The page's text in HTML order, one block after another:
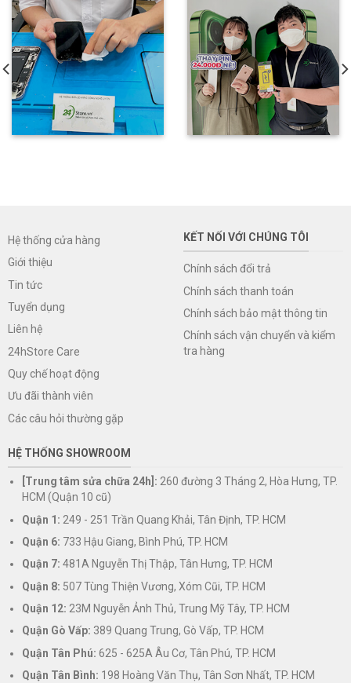
Hệ thống cửa hàng
Giới thiệu
Tin tức
Tuyển dụng
Liên hệ
24hStore Care
Quy chế hoạt động
Ưu đãi thành viên
Các câu hỏi thường gặp
KẾT NỐI VỚI CHÚNG TÔI
Chính sách đổi trả
Chính sách thanh toán
Chính sách bảo mật thông tin
Chính sách vận chuyển và kiểm
tra hàng
HỆ THỐNG SHOWROOM
[Trung tâm sửa chữa 24h]: 260 đường 3 Tháng 2, Hòa Hưng, TP.
HCM (Quận 10 cũ)
Quận 1: 249 - 251 Trần Quang Khải, Tân Định, TP. HCM
Quận 6: 733 Hậu Giang, Bình Phú, TP. HCM
Quận 7: 481A Nguyễn Thị Thập, Tân Hưng, TP. HCM
Quận 8: 507 Tùng Thiện Vương, Xóm Cũi, TP. HCM
Quận 12: 23M Nguyễn Ảnh Thủ, Trung Mỹ Tây, TP. HCM
Quận Gò Vấp: 389 Quang Trung, Gò Vấp, TP. HCM
Quận Tân Phú: 625 - 625A Âu Cơ, Tân Phú, TP. HCM
Quận Tân Bình: 198 Hoàng Văn Thụ, Tân Sơn Nhất, TP. HCM